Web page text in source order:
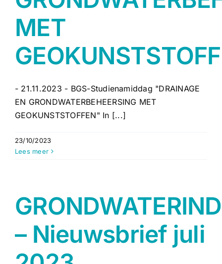
MET
- 21.11.2023 - BGS-Studienamiddag "DRAINAGE
EN GRONDWATERBEHEERSING MET
GEOKUNSTSTOFFEN" In [...]
23/10/2023
Lees meer
– Nieuwsbrief juli